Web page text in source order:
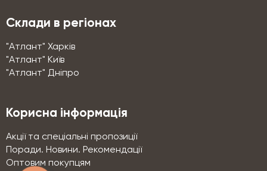
Склади в регіонах
"Атлант" Харків
"Атлант" Київ
"Атлант" Дніпро
Корисна інформація
Акції та спеціальні пропозиції
Поради. Новини. Рекомендації
Оптовим покупцям